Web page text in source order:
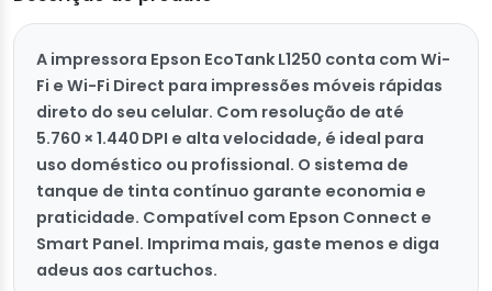
A impressora Epson EcoTank L1250 conta com Wi-
Fi e Wi-Fi Direct para impressões móveis rápidas
direto do seu celular. Com resolução de até
5.760 × 1.440 DPI e alta velocidade, é ideal para
uso doméstico ou profissional. O sistema de
tanque de tinta contínuo garante economia e
praticidade. Compatível com Epson Connect e
Smart Panel. Imprima mais, gaste menos e diga
adeus aos cartuchos.